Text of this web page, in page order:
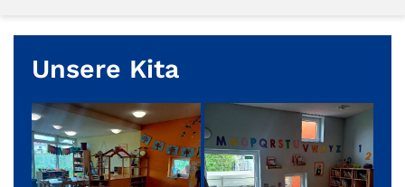
Unsere Kita